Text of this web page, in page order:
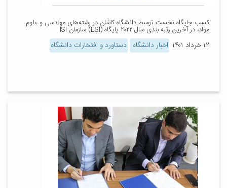
کسب جایگاه نخست توسط دانشگاه کاشان در رشته‌های مهندسی و علوم
مواد، در آخرین رتبه بندی سال ۲۰۲۲ پایگاه (ESI) سازمان ISI
۱۲ خرداد ۱۴۰۱ اخبار دانشگاه دستاورد و افتخارات دانشگاه